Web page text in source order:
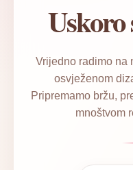
Uskoro
Vrijedno radimo na
osvježenom
Pripremamo bržu,
mnoštvom